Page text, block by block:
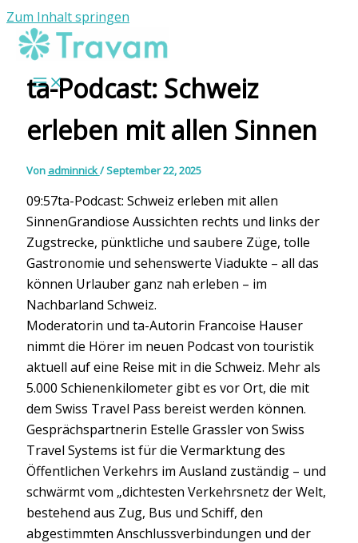
Zum Inhalt springen
ta-Podcast: Schweiz
erleben mit allen Sinnen
Von adminnick/September 22, 2025
09:57ta-Podcast: Schweiz erleben mit allen
SinnenGrandiose Aussichten rechts und links der
Zugstrecke, pünktliche und saubere Züge, tolle
Gastronomie und sehenswerte Viadukte – all das
können Urlauber ganz nah erleben – im
Nachbarland Schweiz.
Moderatorin und ta-Autorin Francoise Hauser
nimmt die Hörer im neuen Podcast von touristik
aktuell auf eine Reise mit in die Schweiz. Mehr als
5.000 Schienenkilometer gibt es vor Ort, die mit
dem Swiss Travel Pass bereist werden können.
Gesprächspartnerin Estelle Grassler von Swiss
Travel Systems ist für die Vermarktung des
Öffentlichen Verkehrs im Ausland zuständig – und
schwärmt vom „dichtesten Verkehrsnetz der Welt,
bestehend aus Zug, Bus und Schiff, den
abgestimmten Anschlussverbindungen und der